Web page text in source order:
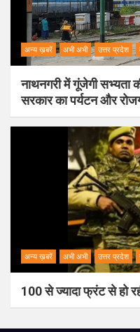
अन्य ख़बरें अभी अभी उत्तर प्रदेश
नाथनगरी में गूंजेगी सभ्यता
सरकार का पर्यटन और
अन्य ख़बरें अभी अभी उत्तर प्रदेश
100 से ज्यादा फ्रंट से हो